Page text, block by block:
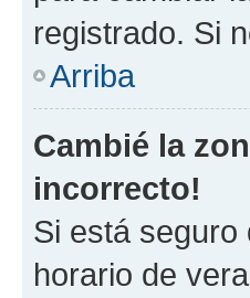
registrado. Si
Arriba
Cambié la
incorrecto!
Si está seguro
horario de